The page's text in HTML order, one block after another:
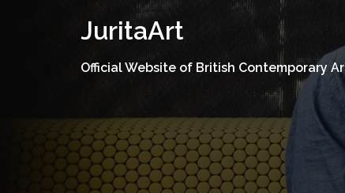
JuritaArt
Official Website of British Contemporary